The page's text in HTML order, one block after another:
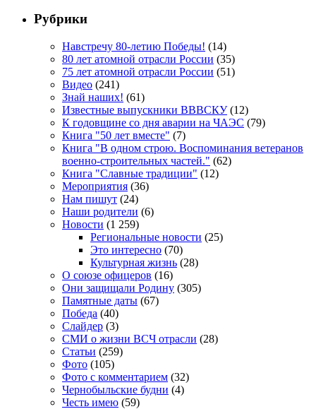
Рубрики
Навстречу 80-летию Победы! (14)
80 лет атомной отрасли России (35)
75 лет атомной отрасли России (51)
Видео (241)
Знай наших! (61)
Известные выпускники ВВВСКУ(12)
К годовщине со дня аварии на ЧАЭС (79)
Книга "50 лет вместе" (7)
Книга "В одном строю. Воспоминания ветеранов
военно-строительных частей." (62)
Книга "Славные традиции" (12)
Мероприятия (36)
Нам пишут (24)
Наши родители (6)
Новости (1 259)
Региональные новости (25)
Это интересно (70)
Культурная жизнь (28)
О союзе офицеров (16)
Они защищали Родину (305)
Памятные даты (67)
Победа (40)
Слайдер (3)
СМИ о жизни ВСЧ отрасли (28)
Статьи (259)
Фото (105)
Фото с комментарием (32)
Чернобыльские будни (4)
Честь имею (59)